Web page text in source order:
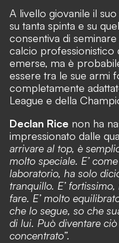
A livello giovanile il
su tanta spinta e su
consentiva di
calcio professionistico
emerse, ma è
essere tra le sue armi
completamente
League e della
Declan Rice non ha
impressionato dalle
arrivare al top, è
molto speciale. E’
laboratorio, ha solo
tranquillo. E’
fare. E’ molto
che lo segue, so che
di lui. Può diventare
concentrato”.